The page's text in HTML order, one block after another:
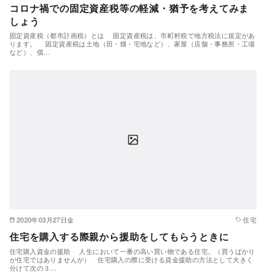
コロナ禍での固定資産税等の軽減・猶予を考えてみま
しょう
固定資産税（都市計画税）とは 固定資産税は、市町村税で地方税法に規定があ
ります。 固定資産税は土地（田・畑・宅地など）、家屋（店舗・事務所・工場
など）、償…
2020年03月27日金 住宅
住宅を購入する際親から援助をしてもらうときに
住宅購入資金の援助 人生において一番の高い買い物である住宅。（買うばかり
が住宅ではありませんが） 住宅購入の際に受ける資金援助の方法として大きく
分けて次の３…